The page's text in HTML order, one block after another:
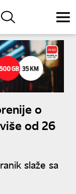
o
od 26
slaže sa